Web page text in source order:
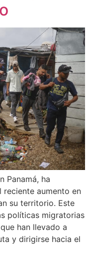
Panamá, ha
aumento en
su territorio. Este
políticas migratorias
han llevado a
y dirigirse hacia el